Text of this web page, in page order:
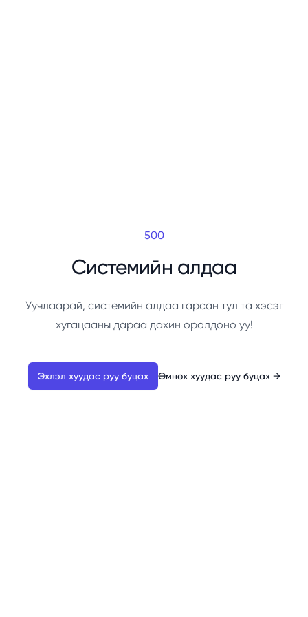
500
Системийн алдаа
Уучлаарай, системийн алдаа гарсан тул та хэсэг
хугацааны дараа дахин оролдоно уу!
Эхлэл хуудас руу буцах Өмнөх хуудас руу буцах →